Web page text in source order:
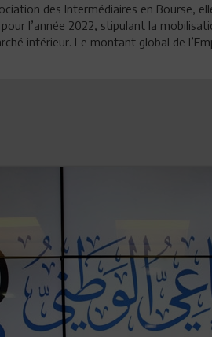
des Intermédiaires en Bourse,
l’année 2022, stipulant la
intérieur. Le montant global de